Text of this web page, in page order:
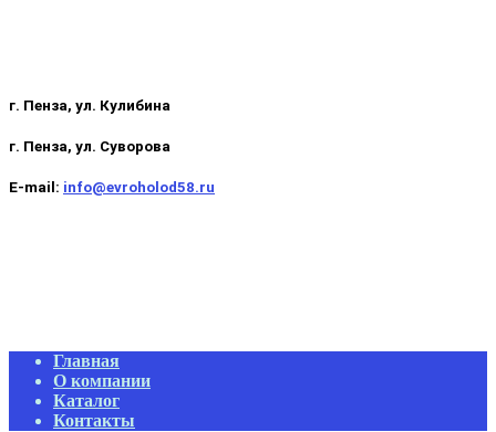
г. Пенза, ул. Кулибина
г. Пенза, ул. Суворова
E-mail: info@evroholod58.ru
Primary
Navigation
Menu
Главная
О компании
Каталог
Контакты